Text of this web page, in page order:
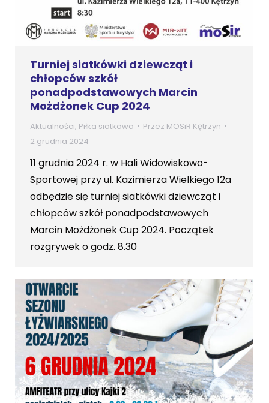
Turniej siatkówki dziewcząt i
chłopców szkół
ponadpodstawowych Marcin
Możdżonek Cup 2024
Aktualności, Piłka siatkowa Przez MOSiR Kętrzyn
2 grudnia 2024
11 grudnia 2024 r. w Hali Widowiskowo-
Sportowej przy ul. Kazimierza Wielkiego 12a
odbędzie się turniej siatkówki dziewcząt i
chłopców szkół ponadpodstawowych
Marcin Możdżonek Cup 2024. Początek
rozgrywek o godz. 8.30